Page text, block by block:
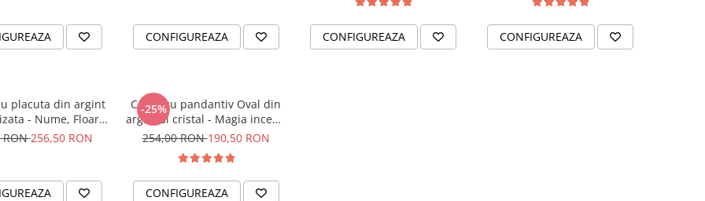
CONFIGUREAZA CONFIGUREAZA CONFIGUREAZA
placuta din argint
- Nume, Floare
& Cristal
RON256,50 RON
-25%
Colier cu pandantiv Oval din
argint si cristal - Magia incepe
cu tine
254,00 RON190,50 RON
CONFIGUREAZA